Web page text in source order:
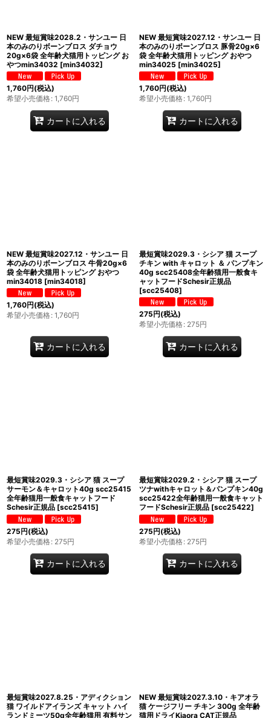
NEW 最短賞味2028.2・サンユー 日
本のみのりボーンブロス ダチョウ
20g×6袋 全年齢犬猫用トッピング お
やつmin34032 [min34032]
1,760円(税込)
希望小売価格: 1,760円
カートに入れる
NEW 最短賞味2027.12・サンユー 日
本のみのりボーンブロス 豚骨20g×6
袋 全年齢犬猫用トッピング おやつ
min34025 [min34025]
1,760円(税込)
希望小売価格: 1,760円
カートに入れる
NEW 最短賞味2027.12・サンユー 日
本のみのりボーンブロス 牛骨20g×6
袋 全年齢犬猫用トッピング おやつ
min34018 [min34018]
1,760円(税込)
希望小売価格: 1,760円
カートに入れる
最短賞味2029.3・シシア 猫 スープ
チキン with キャロット ＆ パンプキン
40g scc25408全年齢猫用一般食キ
ャットフードSchesir正規品
[scc25408]
275円(税込)
希望小売価格: 275円
カートに入れる
最短賞味2029.3・シシア 猫 スープ
サーモン＆キャロット40g scc25415
全年齢猫用一般食キャットフード
Schesir正規品 [scc25415]
275円(税込)
希望小売価格: 275円
カートに入れる
最短賞味2029.2・シシア 猫 スープ
ツナwithキャロット＆パンプキン40g
scc25422全年齢猫用一般食キャット
フードSchesir正規品 [scc25422]
275円(税込)
希望小売価格: 275円
カートに入れる
最短賞味2027.8.25・アディクション
猫 ワイルドアイランズ キャット ハイ
ランドミーツ50g全年齢猫用 有料サン
NEW 最短賞味2027.3.10・キアオラ
猫 ケージフリー チキン 300g 全年齢
猫用ドライKiaora CAT正規品